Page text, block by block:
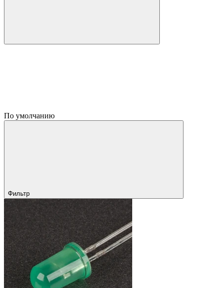
По умолчанию
Фильтр